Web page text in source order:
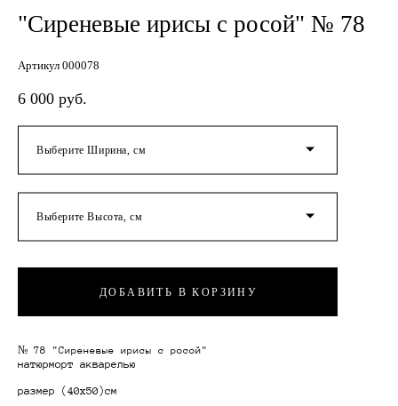
"Сиреневые ирисы с росой" № 78
Артикул 000078
6 000 pуб.
Выберите Ширина, см
Выберите Высота, см
ДОБАВИТЬ В КОРЗИНУ
№ 78 "Сиреневые ирисы с росой"
натюрморт акварелью
размер (40х50)см